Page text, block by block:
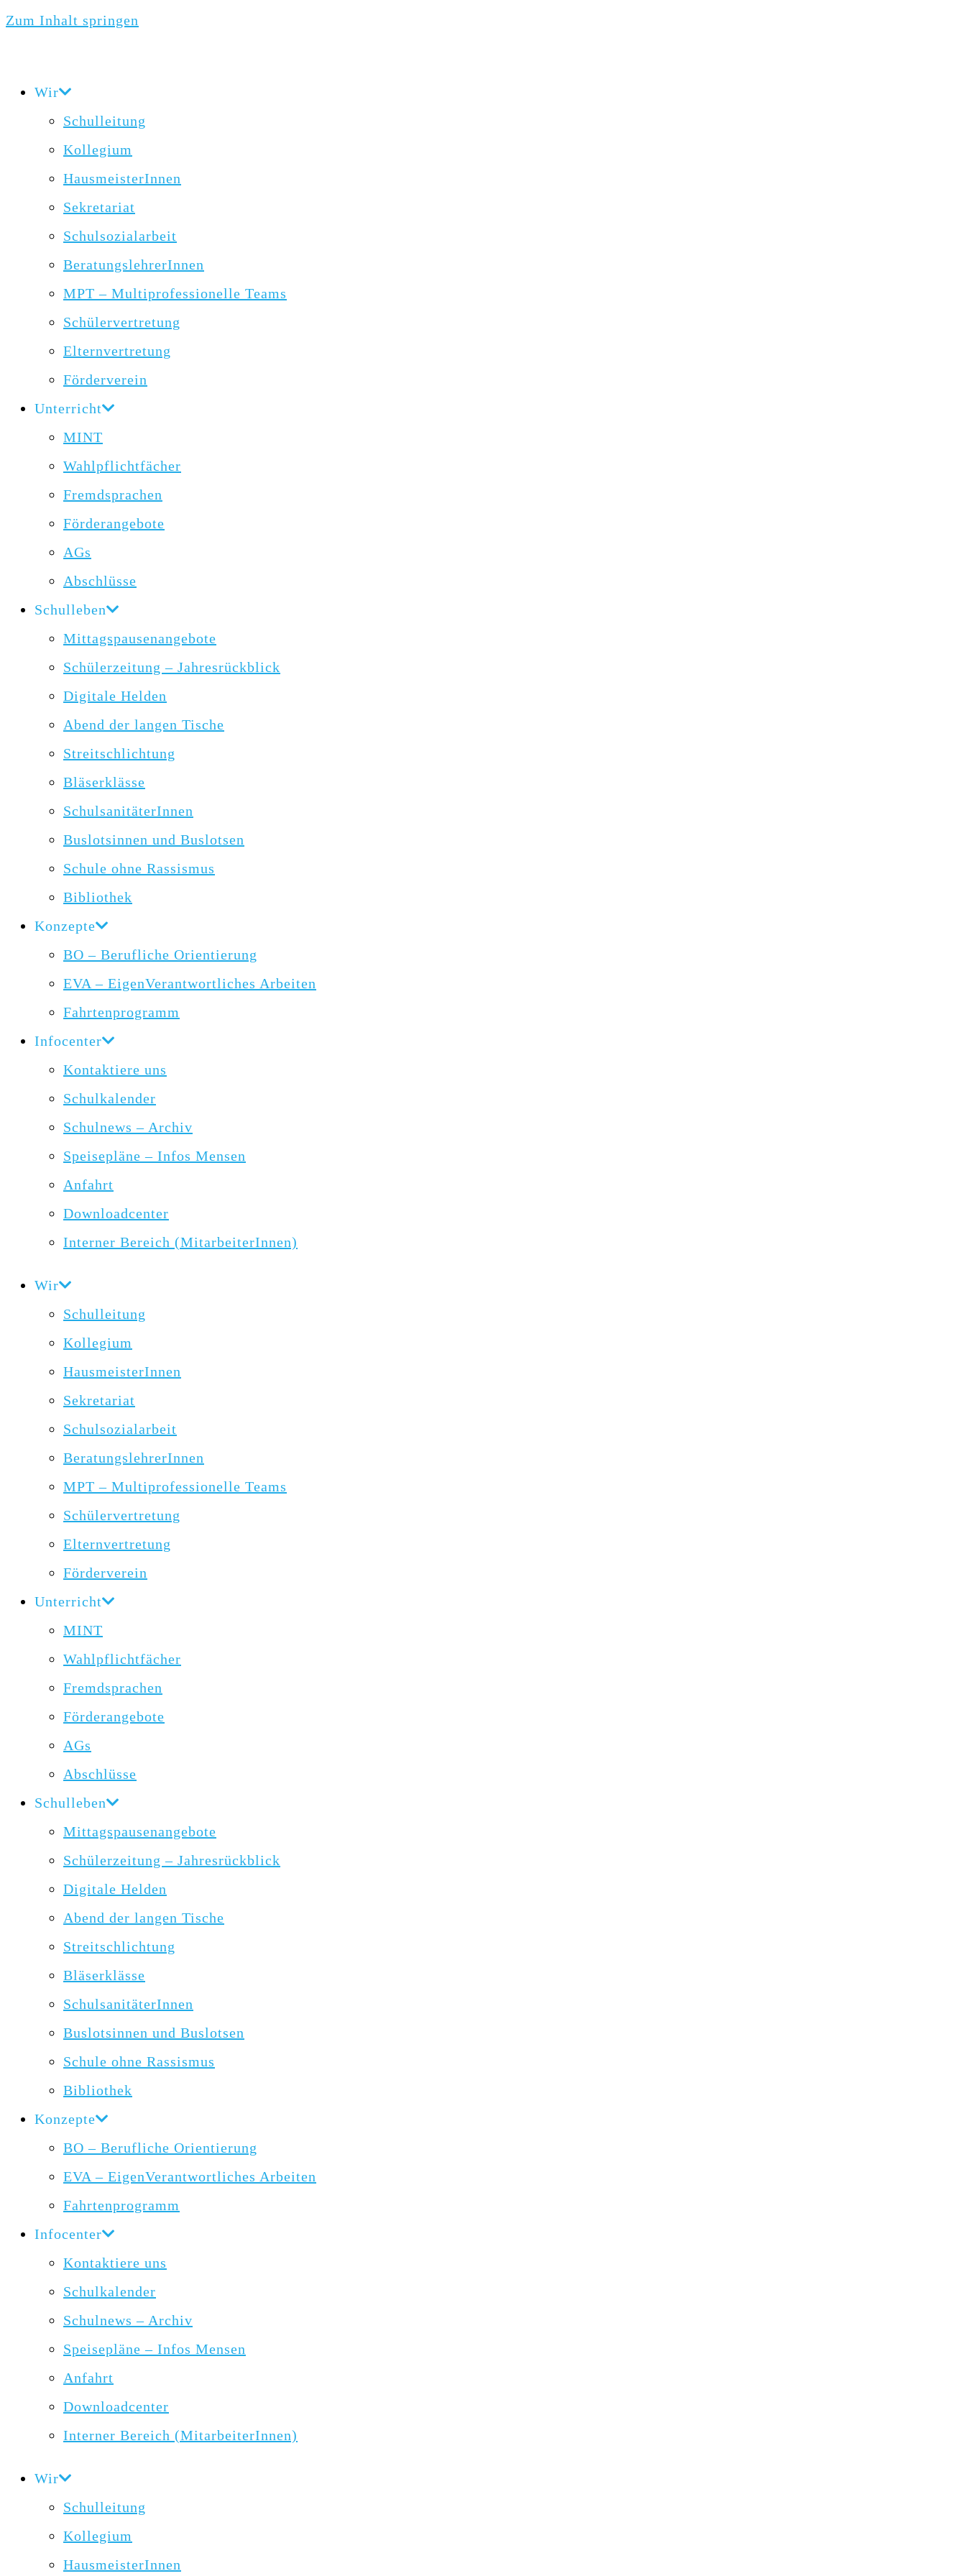
Zum Inhalt springen
Wir
Schulleitung
Kollegium
HausmeisterInnen
Sekretariat
Schulsozialarbeit
BeratungslehrerInnen
MPT – Multiprofessionelle Teams
Schülervertretung
Elternvertretung
Förderverein
Unterricht
MINT
Wahlpflichtfächer
Fremdsprachen
Förderangebote
AGs
Abschlüsse
Schulleben
Mittagspausenangebote
Schülerzeitung – Jahresrückblick
Digitale Helden
Abend der langen Tische
Streitschlichtung
Bläserklässe
SchulsanitäterInnen
Buslotsinnen und Buslotsen
Schule ohne Rassismus
Bibliothek
Konzepte
BO – Berufliche Orientierung
EVA – EigenVerantwortliches Arbeiten
Fahrtenprogramm
Infocenter
Kontaktiere uns
Schulkalender
Schulnews – Archiv
Speisepläne – Infos Mensen
Anfahrt
Downloadcenter
Interner Bereich (MitarbeiterInnen)
Wir
Schulleitung
Kollegium
HausmeisterInnen
Sekretariat
Schulsozialarbeit
BeratungslehrerInnen
MPT – Multiprofessionelle Teams
Schülervertretung
Elternvertretung
Förderverein
Unterricht
MINT
Wahlpflichtfächer
Fremdsprachen
Förderangebote
AGs
Abschlüsse
Schulleben
Mittagspausenangebote
Schülerzeitung – Jahresrückblick
Digitale Helden
Abend der langen Tische
Streitschlichtung
Bläserklässe
SchulsanitäterInnen
Buslotsinnen und Buslotsen
Schule ohne Rassismus
Bibliothek
Konzepte
BO – Berufliche Orientierung
EVA – EigenVerantwortliches Arbeiten
Fahrtenprogramm
Infocenter
Kontaktiere uns
Schulkalender
Schulnews – Archiv
Speisepläne – Infos Mensen
Anfahrt
Downloadcenter
Interner Bereich (MitarbeiterInnen)
Wir
Schulleitung
Kollegium
HausmeisterInnen